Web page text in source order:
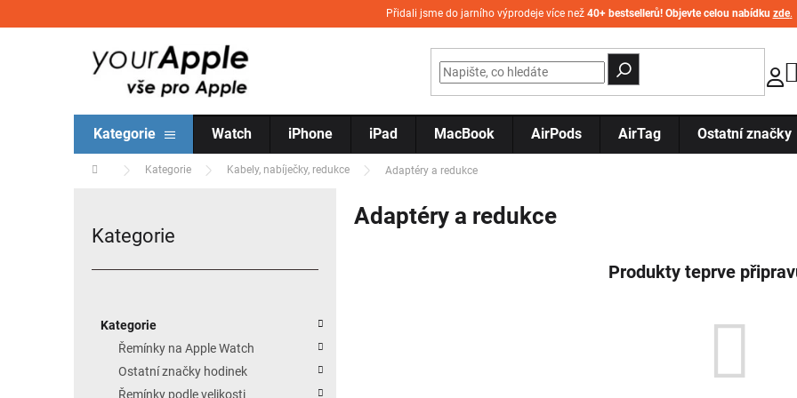
Přidali jsme do jarního výprodeje více než 40+ bestsellerů! Objevte celou nabídku zde.
Kategorie Watch iPhone iPad MacBook AirPods AirTag Ostatní značky
Domů Kategorie Kabely, nabíječky, redukce Adaptéry a redukce
Přeskočit kategorie
Kategorie
Kategorie
Řemínky na Apple Watch
Ostatní značky hodinek
Řemínky podle velikosti
Adaptéry a redukce
Produkty teprve